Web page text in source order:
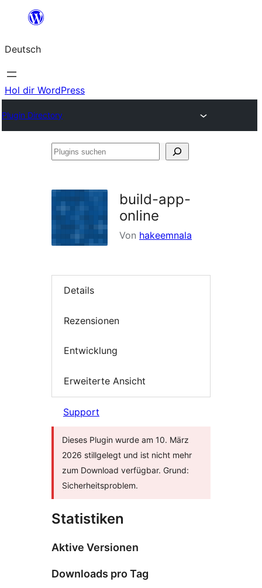
springen
Deutsch
Hol dir WordPress
Plugin Directory
Plugins
build-app-
online
Von hakeemnala
Details
Rezensionen
Entwicklung
Erweiterte Ansicht
Support
Dieses Plugin wurde am 10. März
2026 stillgelegt und ist nicht mehr
zum Download verfügbar. Grund:
Sicherheitsproblem.
Statistiken
Aktive Versionen
Downloads pro Tag